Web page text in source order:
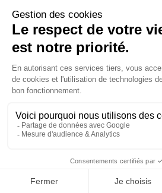
S'inscrire à la
Newsletter